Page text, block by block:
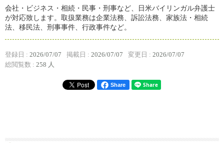
会社・ビジネス・相続・民事・刑事など、日米バイリンガル弁護士
が対応致します。取扱業務は企業法務、訴訟法務、家族法・相続
法、移民法、刑事事件、行政事件など。
登録日 : 2026/07/07 掲載日 : 2026/07/07 変更日 : 2026/07/07
総閲覧数 : 258 人
Share